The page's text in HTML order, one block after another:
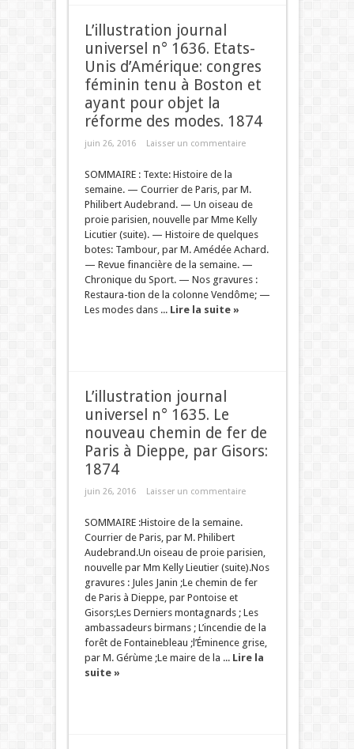
L’illustration journal
universel n° 1636. Etats-
Unis d’Amérique: congres
féminin tenu à Boston et
ayant pour objet la
réforme des modes. 1874
juin 26, 2016 Laisser un commentaire
SOMMAIRE : Texte: Histoire de la
semaine. — Courrier de Paris, par M.
Philibert Audebrand. — Un oiseau de
proie parisien, nouvelle par Mme Kelly
Licutier (suite). — Histoire de quelques
botes: Tambour, par M. Amédée Achard.
— Revue financière de la semaine. —
Chronique du Sport. — Nos gravures :
Restaura-tion de la colonne Vendôme; —
Les modes dans ... Lire la suite »
L’illustration journal
universel n° 1635. Le
nouveau chemin de fer de
Paris à Dieppe, par Gisors:
1874
juin 26, 2016 Laisser un commentaire
SOMMAIRE :Histoire de la semaine.
Courrier de Paris, par M. Philibert
Audebrand.Un oiseau de proie parisien,
nouvelle par Mm Kelly Lieutier (suite).Nos
gravures : Jules Janin ;Le chemin de fer
de Paris à Dieppe, par Pontoise et
Gisors;Les Derniers montagnards ; Les
ambassadeurs birmans ; L’incendie de la
forêt de Fontainebleau ;l’Éminence grise,
par M. Gérùme ;Le maire de la ... Lire la
suite »